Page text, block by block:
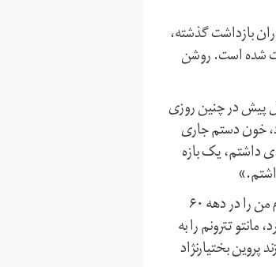
بازداشت گذشته،
شده است. روشن
مسئول سازمان دانشجویان و دانش‌آموختگان جبهه ملی با یادآوری اینکه ۱۰ سال پیش در چنین روزی
خون دستم جاری
داشتم، یک بازه
بانو صابری که در دهه ۶۰ بازداشت شده و از خانواده اعدام شدگان این دهه است، نیز گفت: «با دو فرزندم من را در دهه ۶۰
تترونم را به
بختیارنژاد